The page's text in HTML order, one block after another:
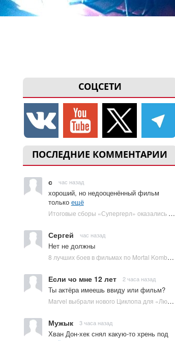
СОЦСЕТИ
ПОСЛЕДНИЕ КОММЕНТАРИИ
с час назад
хороший, но недооценённый фильм
только ещё
Итоговые сборы «Супергерл» оказались худшими для DC за два десятилетия | Plugged In Ru
Сергей час назад
Нет не должны
8 лучших боев в фильмах по Mortal Kombat: от «Смертельной битвы» до «Мортал Комбат 2» | Plugged In Ru
Если чо мне 12 лет 2 часа назад
Ты актёра имеешь ввиду или фильм?
Marvel выбрали нового Циклопа для «Людей Икс» | Plugged In Ru
Мужык 3 часа назад
Хван Дон-хек снял какую-то хрень под